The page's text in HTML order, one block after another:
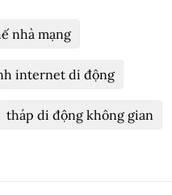
nhà mạng
internet di động
tháp di động không gian